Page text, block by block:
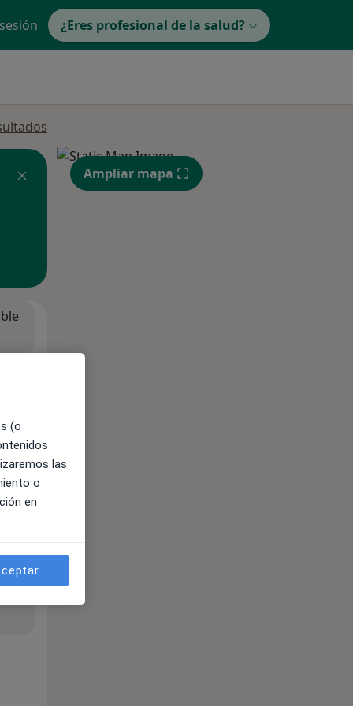
¿Eres profesional de la salud?
Ampliar mapa
(o
las
o
en